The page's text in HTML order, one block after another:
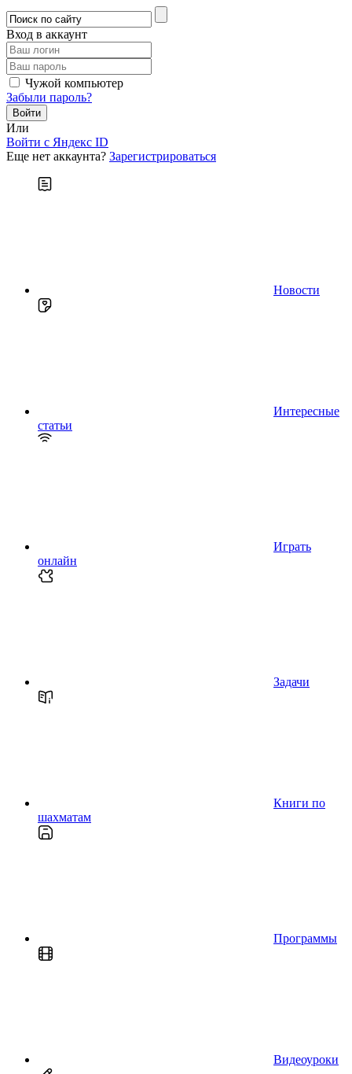
Вход в аккаунт
Чужой компьютер
Забыли пароль?
Или
Войти c Яндекс ID
Еще нет аккаунта? Зарегистрироваться
Новости
Интересные
статьи
Играть
онлайн
Задачи
Книги по
шахматам
Программы
Видеоуроки